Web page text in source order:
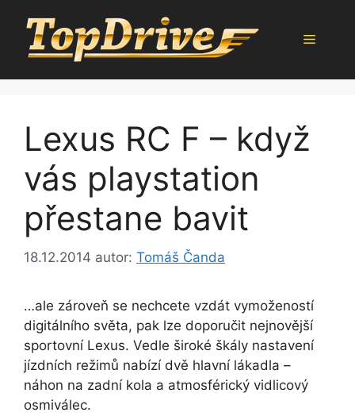
obsah
Menu
Lexus RC F – když
vás playstation
přestane bavit
18.12.2014 autor: Tomáš Čanda
…ale zároveň se nechcete vzdát vymožeností
digitálního světa, pak lze doporučit nejnovější
sportovní Lexus. Vedle široké škály nastavení
jízdních režimů nabízí dvě hlavní lákadla –
náhon na zadní kola a atmosférický vidlicový
osmiválec.